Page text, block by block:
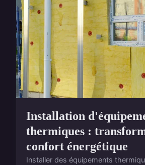
Installation
thermiques :
confort énergétique
Installer des équipements